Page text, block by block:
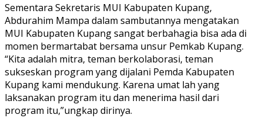
Sementara Sekretaris MUI Kabupaten Kupang,
Abdurahim Mampa dalam sambutannya mengatakan
MUI Kabupaten Kupang sangat berbahagia bisa ada di
momen bermartabat bersama unsur Pemkab Kupang.
“Kita adalah mitra, teman berkolaborasi, teman
sukseskan program yang dijalani Pemda Kabupaten
Kupang kami mendukung. Karena umat lah yang
laksanakan program itu dan menerima hasil dari
program itu,”ungkap dirinya.